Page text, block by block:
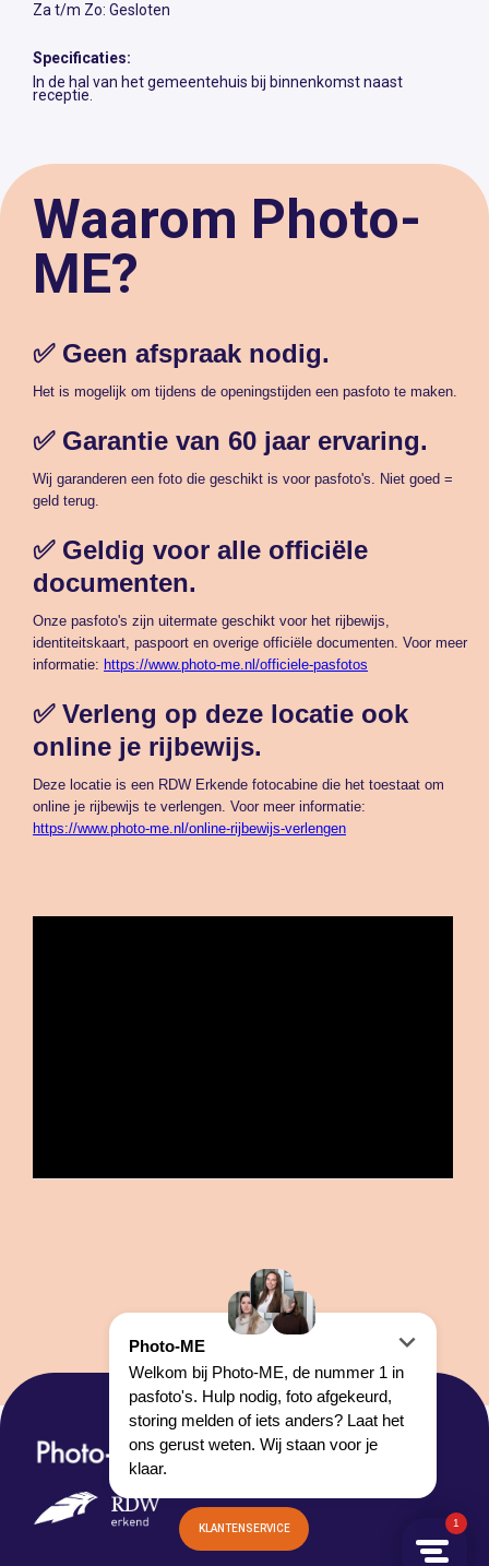
Za t/m Zo: Gesloten
Specificaties:
In de hal van het gemeentehuis bij binnenkomst naast
receptie.
Waarom Photo-
ME?
✅ Geen afspraak nodig.
Het is mogelijk om tijdens de openingstijden een pasfoto te maken.
✅ Garantie van 60 jaar ervaring.
Wij garanderen een foto die geschikt is voor pasfoto's. Niet goed =
geld terug.
✅ Geldig voor alle officiële
documenten.
Onze pasfoto's zijn uitermate geschikt voor het rijbewijs,
identiteitskaart, paspoort en overige officiële documenten. Voor meer
informatie: https://www.photo-me.nl/officiele-pasfotos
✅ Verleng op deze locatie ook
online je rijbewijs.
Deze locatie is een RDW Erkende fotocabine die het toestaat om
online je rijbewijs te verlengen. Voor meer informatie:
https://www.photo-me.nl/online-rijbewijs-verlengen
HOOFDKANTOOR:
KLANTENSERVICE